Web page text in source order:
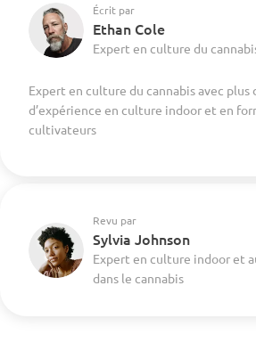
Écrit par
Ethan Cole
Expert en culture du
Expert en culture du cannabis avec plus
d’expérience en culture indoor et en
cultivateurs
Revu par
Sylvia Johnson
Expert en culture indoor et
dans le cannabis